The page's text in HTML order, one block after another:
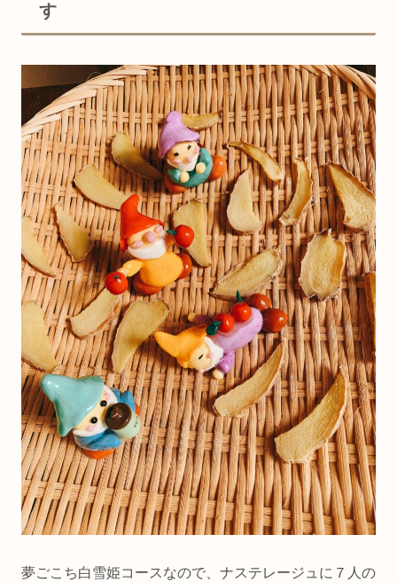
す
夢ごこち白雪姫コースなので、ナステレージュに７人の